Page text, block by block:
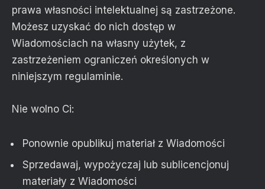
prawa własności intelektualnej są zastrzeżone.
Możesz uzyskać do nich dostęp w
Wiadomościach na własny użytek, z
zastrzeżeniem ograniczeń określonych w
niniejszym regulaminie.
Nie wolno Ci:
Ponownie opublikuj materiał z Wiadomości
Sprzedawaj, wypożyczaj lub sublicencjonuj
materiały z Wiadomości